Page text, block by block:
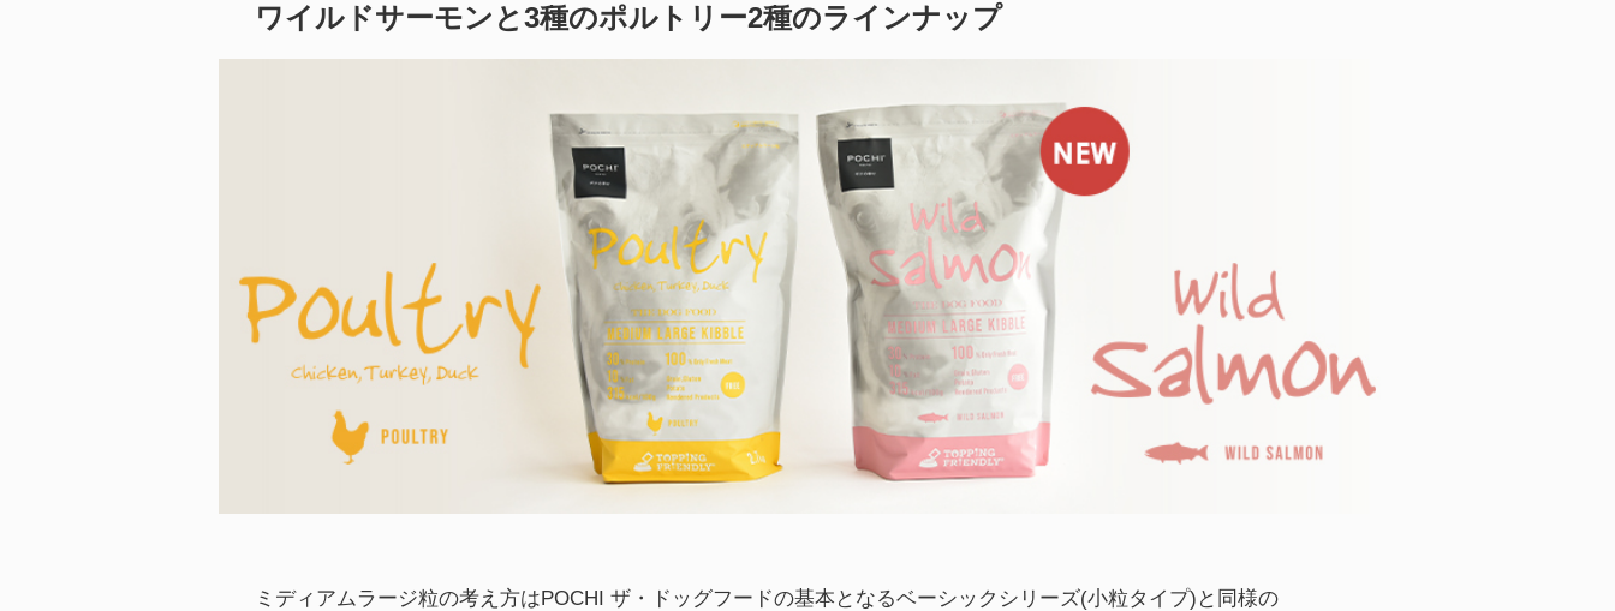
ワイルドサーモンと3種のポルトリー2種のラインナップ
ミディアムラージ粒の考え方はPOCHI ザ・ドッグフードの基本となるベーシックシリーズ(小粒タイプ)と同様の